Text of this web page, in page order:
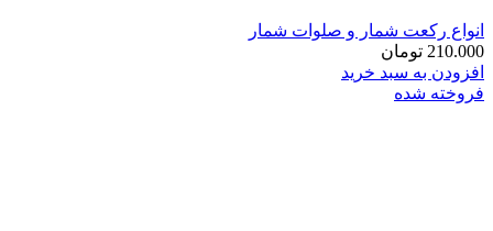
انواع رکعت شمار و صلوات شمار
210.000 تومان
افزودن به سبد خرید
فروخته شده